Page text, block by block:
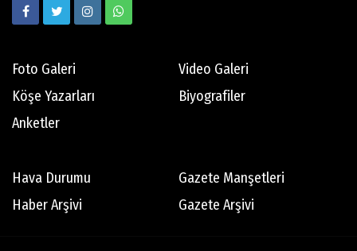
Foto Galeri
Video Galeri
Köşe Yazarları
Biyografiler
Anketler
Hava Durumu
Gazete Manşetleri
Haber Arşivi
Gazete Arşivi